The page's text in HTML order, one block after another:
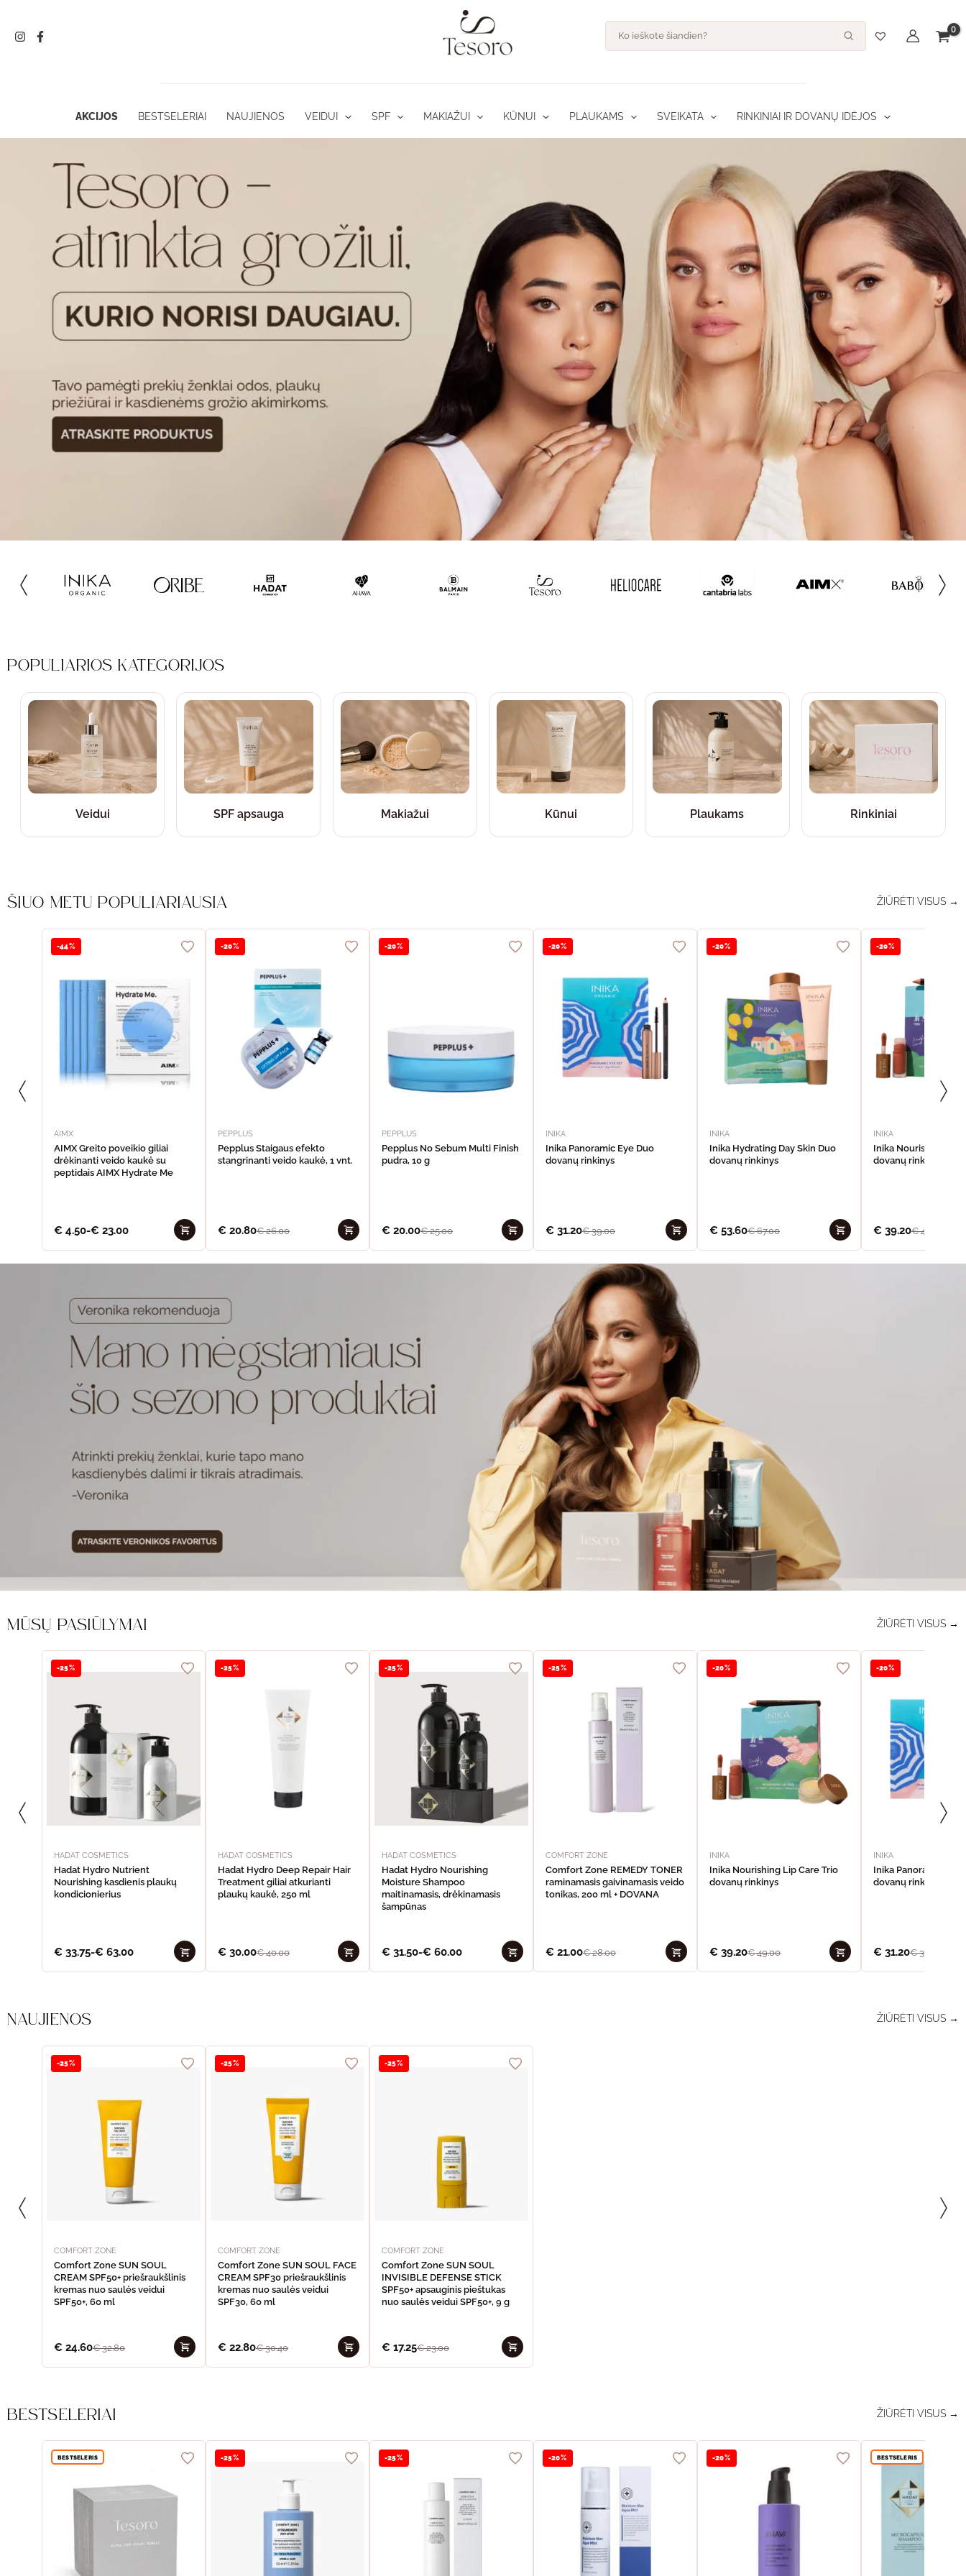
turinio
search
AKCIJOS BESTSELERIAI NAUJIENOS VEIDUI SPF MAKIAŽUI KŪNUI PLAUKAMS SVEIKATA RINKINIAI IR DOVANŲ IDĖJOS
POPULIARIOS KATEGORIJOS
Veidui SPF apsauga Makiažui Kūnui Plaukams Rinkiniai
ŠIUO METU POPULIARIAUSIA ŽIŪRĖTI VISUS →
-44%
AIMX
AIMX Greito poveikio giliai
drėkinanti veido kaukė su
peptidais AIMX Hydrate Me
€ 4.50-€ 23.00
-20%
PEPPLUS
Pepplus Staigaus efekto
stangrinanti veido kaukė, 1 vnt.
€ 20.80€26.00
-20%
PEPPLUS
Pepplus No Sebum Multi Finish
pudra, 10 g
€ 20.00€25.00
-20%
INIKA
Inika Panoramic Eye Duo
dovanų rinkinys
€ 31.20€39.00
-20%
INIKA
Inika Hydrating Day Skin Duo
dovanų rinkinys
€ 53.60€67.00
-20%
INIKA
Inika Nourishing Lip
dovanų rinkinys
€ 39.20€49.00
MŪSŲ PASIŪLYMAI ŽIŪRĖTI VISUS →
-25%
HADAT COSMETICS
Hadat Hydro Nutrient
Nourishing kasdienis plaukų
kondicionierius
€ 33.75-€ 63.00
-25%
HADAT COSMETICS
Hadat Hydro Deep Repair Hair
Treatment giliai atkurianti
plaukų kaukė, 250 ml
€ 30.00€40.00
-25%
HADAT COSMETICS
Hadat Hydro Nourishing
Moisture Shampoo
maitinamasis, drėkinamasis
šampūnas
€ 31.50-€ 60.00
-25%
COMFORT ZONE
Comfort Zone REMEDY TONER
raminamasis gaivinamasis veido
tonikas, 200 ml + DOVANA
€ 21.00€28.00
-20%
INIKA
Inika Nourishing Lip Care Trio
dovanų rinkinys
€ 39.20€49.00
-20%
INIKA
Inika Panoramic Eye
dovanų rinkinys
€ 31.20€39.00
NAUJIENOS ŽIŪRĖTI VISUS →
-25%
COMFORT ZONE
Comfort Zone SUN SOUL
CREAM SPF50+ priešraukšlinis
kremas nuo saulės veidui
SPF50+, 60 ml
€ 24.60€32.80
-25%
COMFORT ZONE
Comfort Zone SUN SOUL FACE
CREAM SPF30 priešraukšlinis
kremas nuo saulės veidui
SPF30, 60 ml
€ 22.80€30.40
-25%
COMFORT ZONE
Comfort Zone SUN SOUL
INVISIBLE DEFENSE STICK
SPF50+ apsauginis pieštukas
nuo saulės veidui SPF50+, 9 g
€ 17.25€23.00
BESTSELERIAI ŽIŪRĖTI VISUS →
BESTSELERIS -25% -25% -20% -20% BESTSELERIS